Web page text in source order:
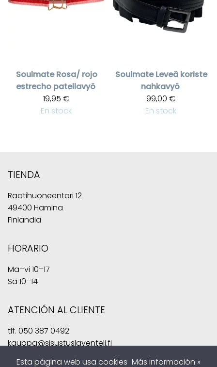
Soulmate Rosa/ rojo
estrecho patellavyö
19,95 €
En stock
Soulmate Leveä koriste
nahkavyö
99,00 €
En stock
TIENDA
Raatihuoneentori 12
49400 Hamina
Finlandia
HORARIO
Ma–vi 10–17
Sa 10–14
ATENCIÓN AL CLIENTE
tlf. 050 387 0492
kauppa@sisustuslaventeli.fi
Esta página web usa cookies Más información »